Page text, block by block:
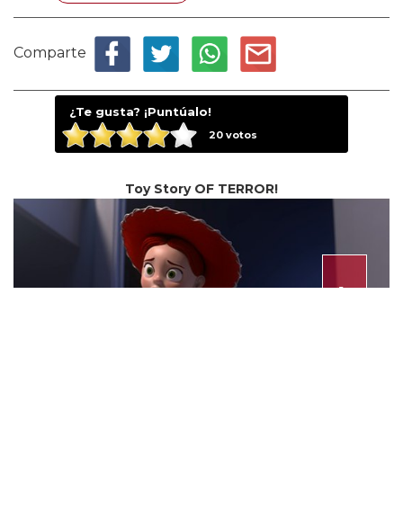
Comparte
¿Te gusta? ¡Puntúalo!
20votos
Toy Story OF TERROR!
⟩